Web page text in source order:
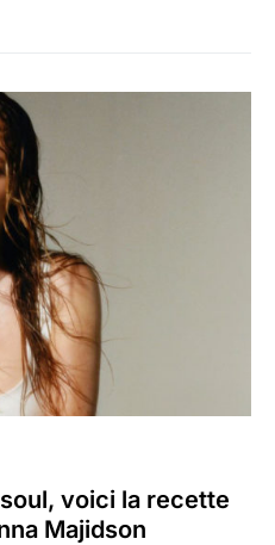
voici la recette
Majidson